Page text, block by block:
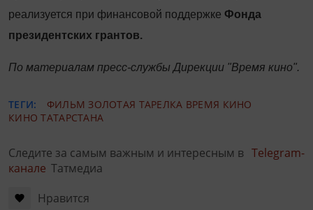
реализуется при финансовой поддержке Фонда
президентских грантов.
По материалам пресс-службы Дирекции "Время кино".
ТЕГИ: ФИЛЬМ ЗОЛОТАЯ ТАРЕЛКА ВРЕМЯ КИНО
КИНО ТАТАРСТАНА
Следите за самым важным и интересным в Telegram-
канале Татмедиа
Нравится